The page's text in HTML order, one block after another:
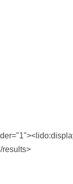
results>